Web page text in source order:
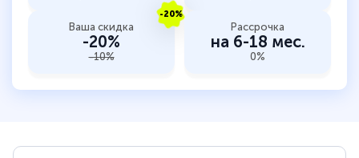
-20%
Ваша скидка
-20%
-10%
Рассрочка
на 6-18 мес.
0%